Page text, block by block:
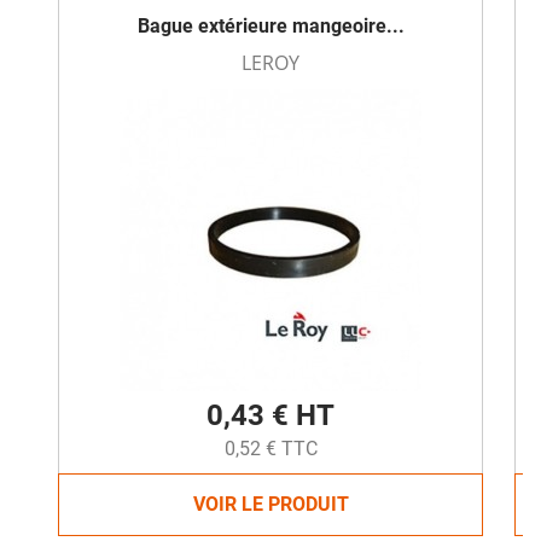
Bague extérieure mangeoire...
LEROY
0,43 € HT
0,52 € TTC
VOIR LE PRODUIT